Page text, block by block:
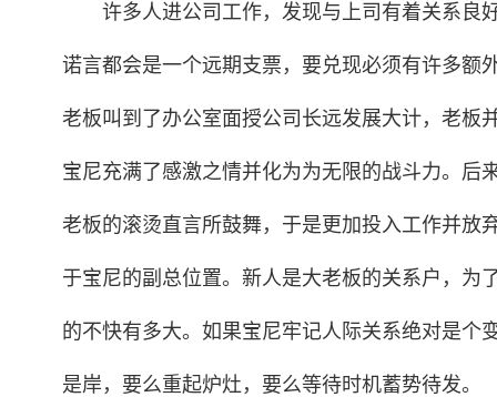
许多人进公司工作，发现与上司有着关系良
诺言都会是一个远期支票，要兑现必须有许多额
老板叫到了办公室面授公司长远发展大计，老板
宝尼充满了感激之情并化为为无限的战斗力。后
老板的滚烫直言所鼓舞，于是更加投入工作并放
于宝尼的副总位置。新人是大老板的关系户，为
的不快有多大。如果宝尼牢记人际关系绝对是个
是岸，要么重起炉灶，要么等待时机蓄势待发。